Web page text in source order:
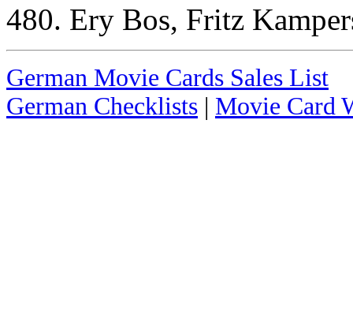
480. Ery Bos, Fritz
German Movie Cards Sales List
German Checklists | Movie Card